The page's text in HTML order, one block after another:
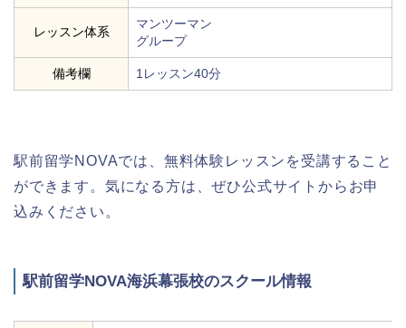
レッスン体系
マンツーマン
グループ
備考欄 1レッスン40分
駅前留学NOVAでは、無料体験レッスンを受講すること
ができます。気になる方は、ぜひ公式サイトからお申
込みください。
駅前留学NOVA海浜幕張校のスクール情報